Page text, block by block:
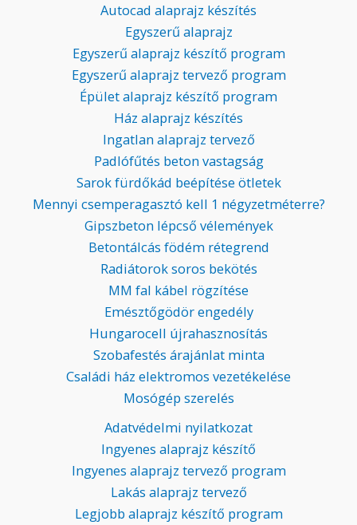
Autocad alaprajz készítés
Egyszerű alaprajz
Egyszerű alaprajz készítő program
Egyszerű alaprajz tervező program
Épület alaprajz készítő program
Ház alaprajz készítés
Ingatlan alaprajz tervező
Padlófűtés beton vastagság
Sarok fürdőkád beépítése ötletek
Mennyi csemperagasztó kell 1 négyzetméterre?
Gipszbeton lépcső vélemények
Betontálcás födém rétegrend
Radiátorok soros bekötés
MM fal kábel rögzítése
Emésztőgödör engedély
Hungarocell újrahasznosítás
Szobafestés árajánlat minta
Családi ház elektromos vezetékelése
Mosógép szerelés
Adatvédelmi nyilatkozat
Ingyenes alaprajz készítő
Ingyenes alaprajz tervező program
Lakás alaprajz tervező
Legjobb alaprajz készítő program